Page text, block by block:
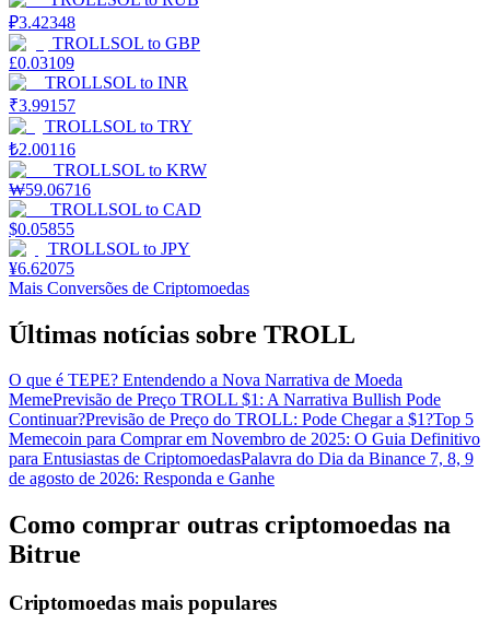
₽3.42348
TROLLSOL to GBP
£0.03109
TROLLSOL to INR
₹3.99157
TROLLSOL to TRY
₺2.00116
TROLLSOL to KRW
₩59.06716
TROLLSOL to CAD
$0.05855
TROLLSOL to JPY
¥6.62075
Mais Conversões de Criptomoedas
Últimas notícias sobre TROLL
O que é TEPE? Entendendo a Nova Narrativa de Moeda
MemePrevisão de Preço TROLL $1: A Narrativa Bullish Pode
Continuar?Previsão de Preço do TROLL: Pode Chegar a $1?Top 5
Memecoin para Comprar em Novembro de 2025: O Guia Definitivo
para Entusiastas de CriptomoedasPalavra do Dia da Binance 7, 8, 9
de agosto de 2026: Responda e Ganhe
Como comprar outras criptomoedas na
Bitrue
Criptomoedas mais populares